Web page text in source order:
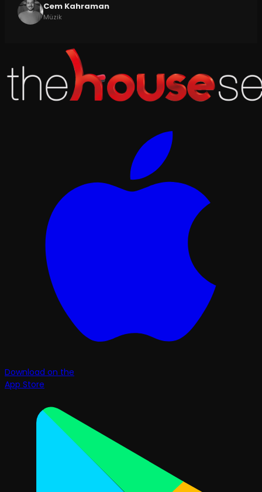
Cem Kahraman
Müzik
Download on the
App Store